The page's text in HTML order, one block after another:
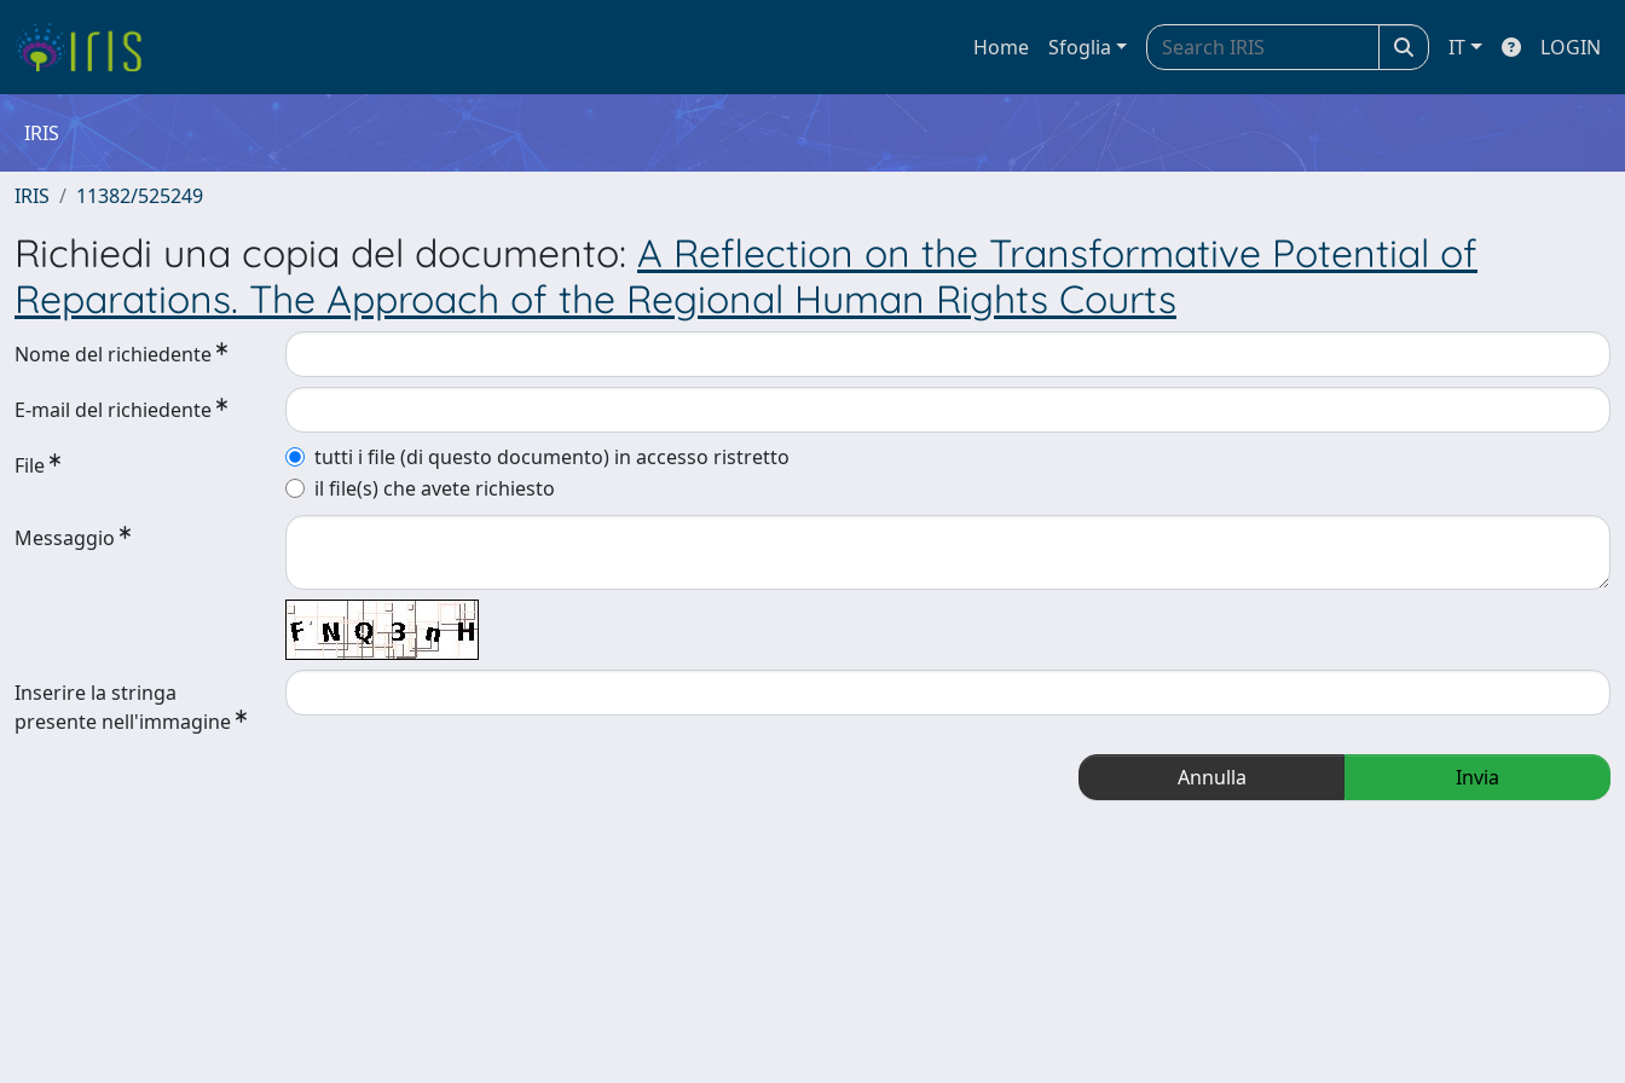
Home Sfoglia IT LOGIN
IRIS
IRIS 11382/525249
Richiedi una copia del documento: A Reflection on the Transformative Potential of
Reparations. The Approach of the Regional Human Rights Courts
Nome del richiedente
E-mail del richiedente
File
tutti i file (di questo documento) in accesso ristretto
il file(s) che avete richiesto
Messaggio
Inserire la stringa
presente nell'immagine
Annulla Invia